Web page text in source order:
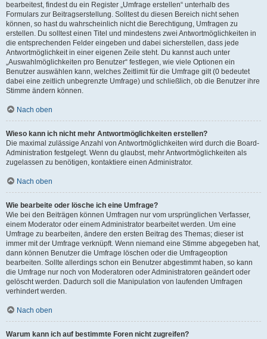
bearbeitest, findest du ein Register „Umfrage erstellen“ unterhalb des
Formulars zur Beitragserstellung. Solltest du diesen Bereich nicht sehen
können, so hast du wahrscheinlich nicht die Berechtigung, Umfragen zu
erstellen. Du solltest einen Titel und mindestens zwei Antwortmöglichkeiten in
die entsprechenden Felder eingeben und dabei sicherstellen, dass jede
Antwortmöglichkeit in einer eigenen Zeile steht. Du kannst auch unter
„Auswahlmöglichkeiten pro Benutzer“ festlegen, wie viele Optionen ein
Benutzer auswählen kann, welches Zeitlimit für die Umfrage gilt (0 bedeutet
dabei eine zeitlich unbegrenzte Umfrage) und schließlich, ob die Benutzer ihre
Stimme ändern können.
Nach oben
Wieso kann ich nicht mehr Antwortmöglichkeiten erstellen?
Die maximal zulässige Anzahl von Antwortmöglichkeiten wird durch die Board-
Administration festgelegt. Wenn du glaubst, mehr Antwortmöglichkeiten als
zugelassen zu benötigen, kontaktiere einen Administrator.
Nach oben
Wie bearbeite oder lösche ich eine Umfrage?
Wie bei den Beiträgen können Umfragen nur vom ursprünglichen Verfasser,
einem Moderator oder einem Administrator bearbeitet werden. Um eine
Umfrage zu bearbeiten, ändere den ersten Beitrag des Themas; dieser ist
immer mit der Umfrage verknüpft. Wenn niemand eine Stimme abgegeben hat,
dann können Benutzer die Umfrage löschen oder die Umfrageoption
bearbeiten. Sollte allerdings schon ein Benutzer abgestimmt haben, so kann
die Umfrage nur noch von Moderatoren oder Administratoren geändert oder
gelöscht werden. Dadurch soll die Manipulation von laufenden Umfragen
verhindert werden.
Nach oben
Warum kann ich auf bestimmte Foren nicht zugreifen?